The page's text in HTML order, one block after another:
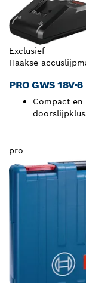
Exclusief
Haakse
PRO GWS 18V-8
Compact
pro